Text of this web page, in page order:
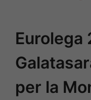
Eurolega
per la